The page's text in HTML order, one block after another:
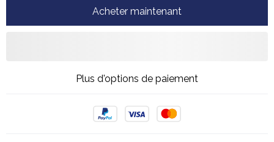
Acheter maintenant
Plus d'options de paiement